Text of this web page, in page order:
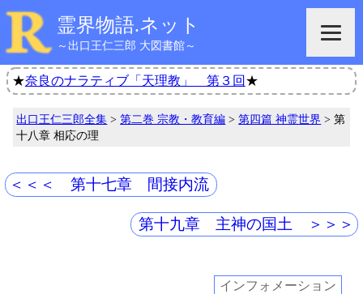
霊界物語.ネット
～出口王仁三郎 大図書館～
★奈良のナラティブ「天理教」 第３回 ★
出口王仁三郎全集 >第二巻 宗教・教育編 >第四篇 神霊世界 > 第
十八章 相応の理
＜＜＜ 第十七章 間接内流
第十九章 主神の国土 ＞＞＞
インフォメーション